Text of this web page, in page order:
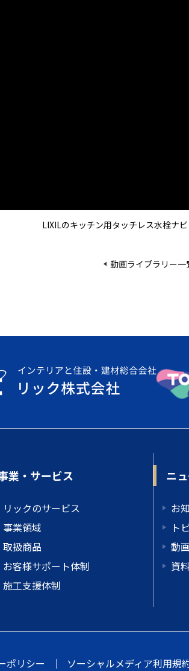
LIXILのキッチン用タッチレス水栓ナビ
動画ライブラリー一
業・サービス
リックのサービス
事業領域
取扱商品
お客様サポート体制
施工支援体制
ニ
お
ト
動
資
ポリシー ｜ ソーシャルメディア利用規